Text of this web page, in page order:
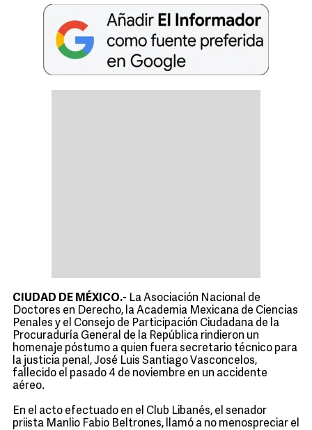
CIUDAD DE MÉXICO.- La Asociación Nacional de
Doctores en Derecho, la Academia Mexicana de Ciencias
Penales y el Consejo de Participación Ciudadana de la
Procuraduría General de la República rindieron un
homenaje póstumo a quien fuera secretario técnico para
la justicia penal, José Luis Santiago Vasconcelos,
fallecido el pasado 4 de noviembre en un accidente
aéreo.
En el acto efectuado en el Club Libanés, el senador
priista Manlio Fabio Beltrones, llamó a no menospreciar el